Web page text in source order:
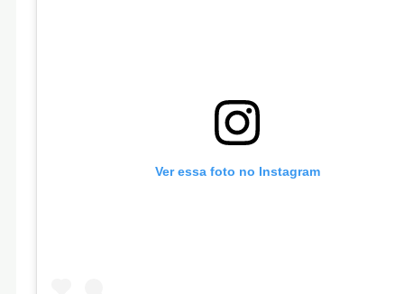
Ver essa foto no Instagram